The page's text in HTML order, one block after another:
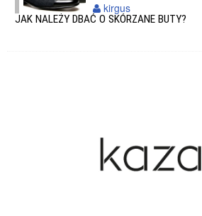
JAK NALEŻY DBAĆ O SKÓRZANE BUTY?
kirgus